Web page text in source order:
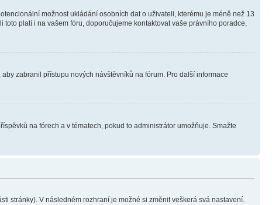
možnost ukládání osobních dat o uživateli, kterému je méně než 13
platí i na vašem fóru, doporučujeme kontaktovat vaše právního poradce,
zabranil přístupu nových návštěvníků na fórum. Pro další informace
na fórech a v tématech, pokud to administrátor umožňuje. Smažte
stránky). V následném rozhraní je možné si změnit veškerá svá nastavení.